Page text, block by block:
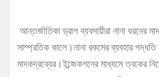
আন্তর্জাতিকা ড্রাগ ব্যবসায়ীরা নানা ধরনের
সাম্প্রতিক কালে।নানা রকমের ব্যবহার
মাদকদ্রব্যের।ইন্জেকশনের মাধ্যমে ত্বকের